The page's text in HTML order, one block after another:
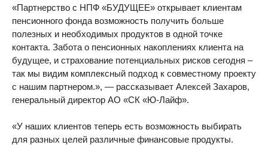
«Партнерство с НПФ «БУДУЩЕЕ» открывает клиентам
пенсионного фонда возможность получить больше
полезных и необходимых продуктов в одной точке
контакта. Забота о пенсионных накоплениях клиента на
будущее, и страхование потенциальных рисков сегодня –
так мы видим комплексный подход к совместному проекту
с нашим партнером.», — рассказывает Алексей Захаров,
генеральный директор АО «СК «Ю-Лайф».
«У наших клиентов теперь есть возможность выбирать
для разных целей различные финансовые продукты.